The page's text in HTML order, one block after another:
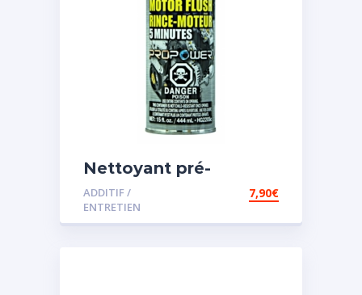
Nettoyant pré-
vidange
ADDITIF /
ENTRETIEN
7,90€